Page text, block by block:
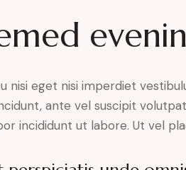
nisi eget nisi imperdiet
ante vel suscipit
incididunt ut labore. Ut vel